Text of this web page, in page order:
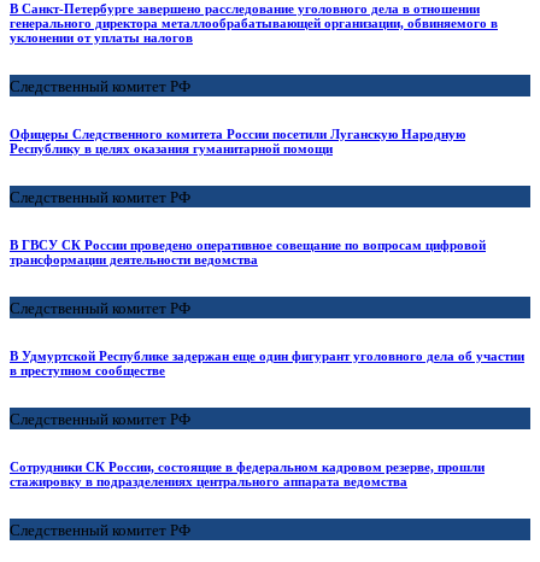
В Санкт-Петербурге завершено расследование уголовного дела в отношении
генерального директора металлообрабатывающей организации, обвиняемого в
уклонении от уплаты налогов
Следственный комитет РФ
Офицеры Следственного комитета России посетили Луганскую Народную
Республику в целях оказания гуманитарной помощи
Следственный комитет РФ
В ГВСУ СК России проведено оперативное совещание по вопросам цифровой
трансформации деятельности ведомства
Следственный комитет РФ
В Удмуртской Республике задержан еще один фигурант уголовного дела об участии
в преступном сообществе
Следственный комитет РФ
Сотрудники СК России, состоящие в федеральном кадровом резерве, прошли
стажировку в подразделениях центрального аппарата ведомства
Следственный комитет РФ